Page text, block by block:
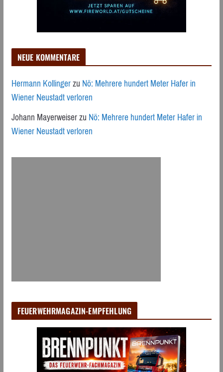
NEUE KOMMENTARE
Hermann KollingerzuNö: Mehrere hundert Meter Hafer in
Wiener Neustadt verloren
Johann MayerweiserzuNö: Mehrere hundert Meter Hafer in
Wiener Neustadt verloren
FEUERWEHRMAGAZIN-EMPFEHLUNG